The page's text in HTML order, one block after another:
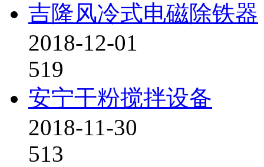
吉隆风冷式电磁除铁器
2018-12-01
519
安宁干粉搅拌设备
2018-11-30
513